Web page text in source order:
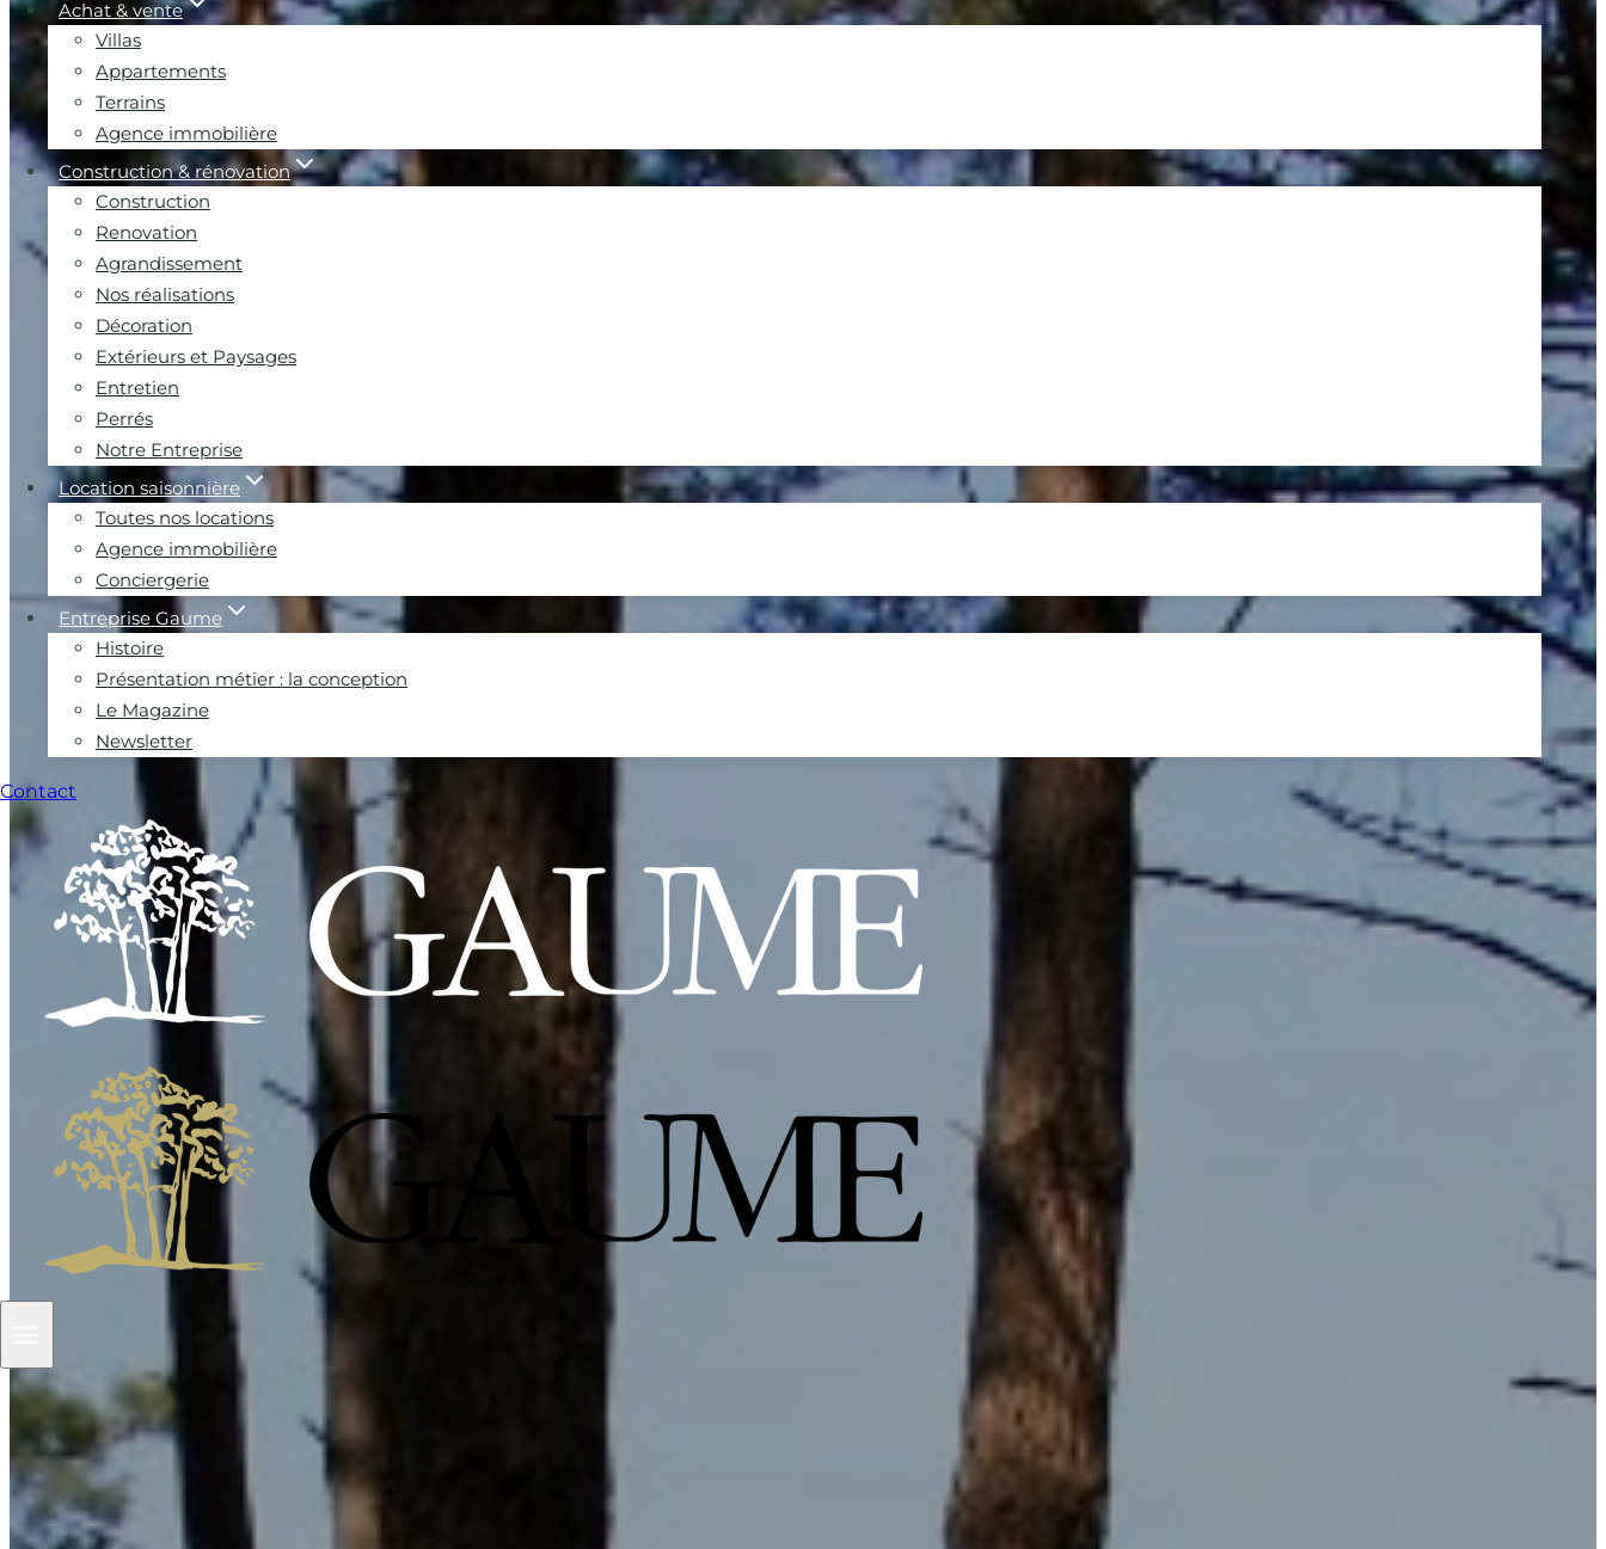
Achat & vente
Villas
Appartements
Terrains
Agence immobilière
Construction & rénovation
Construction
Renovation
Agrandissement
Nos réalisations
Décoration
Extérieurs et Paysages
Entretien
Perrés
Notre Entreprise
Location saisonnière
Toutes nos locations
Agence immobilière
Conciergerie
Entreprise Gaume
Histoire
Présentation métier : la conception
Le Magazine
Newsletter
Contact